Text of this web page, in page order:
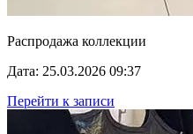
Распродажа коллекции
Дата: 25.03.2026 09:37
Перейти к записи